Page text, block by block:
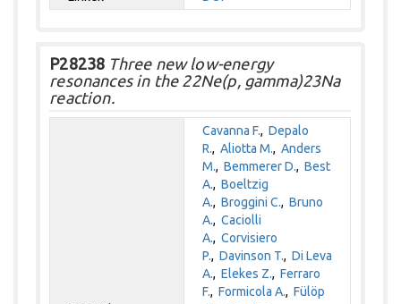
P28238 Three new low-energy
resonances in the 22Ne(p, gamma)23Na
reaction.
Cavanna F.,Depalo
R.,Aliotta M.,Anders
M.,Bemmerer D.,Best
A.,Boeltzig
A.,Broggini C.,Bruno
A.,Caciolli
A.,Corvisiero
P.,Davinson T.,Di Leva
A.,Elekes Z.,Ferraro
F.,Formicola A.,Fülöp